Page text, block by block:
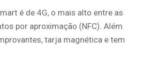
é de 4G, o mais alto entre as
por aproximação (NFC). Além
tarja magnética e tem